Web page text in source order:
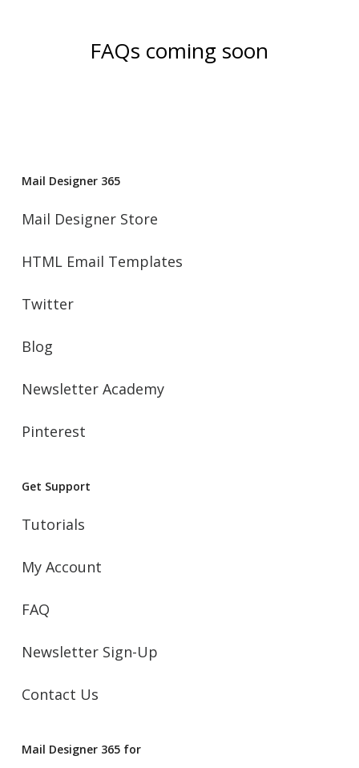
FAQs coming soon
Mail Designer 365
Mail Designer Store
HTML Email Templates
Twitter
Blog
Newsletter Academy
Pinterest
Get Support
Tutorials
My Account
FAQ
Newsletter Sign-Up
Contact Us
Mail Designer 365 for